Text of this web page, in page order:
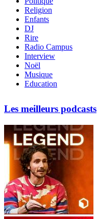
Religion
Enfants
DJ
Rire
Radio Campus
Interview
Noël
Musique
Education
Les meilleurs podcasts